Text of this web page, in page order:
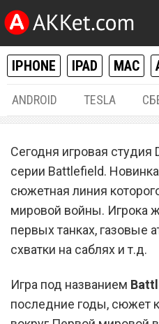
IPHONE IPAD MAC
ANDROID TESLA
DICE
Battlefield 1
Сегодня игровая студия
серии Battlefield.
сюжетная линия
мировой войны. Игрока
первых танках, газовые
схватки на саблях и т.д.
Игра под названием
последние годы, сюжет